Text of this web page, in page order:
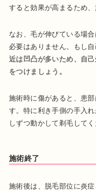
すると効果が高まるため
なお、毛が伸びている場
必要はありません。もし
近は凹凸が多いため、自
をつけましょう。
施術時に傷があると、患
す。特に利き手側の手入
しずつ動かして剃毛してく
施術終了
施術後は、脱毛部位に炎